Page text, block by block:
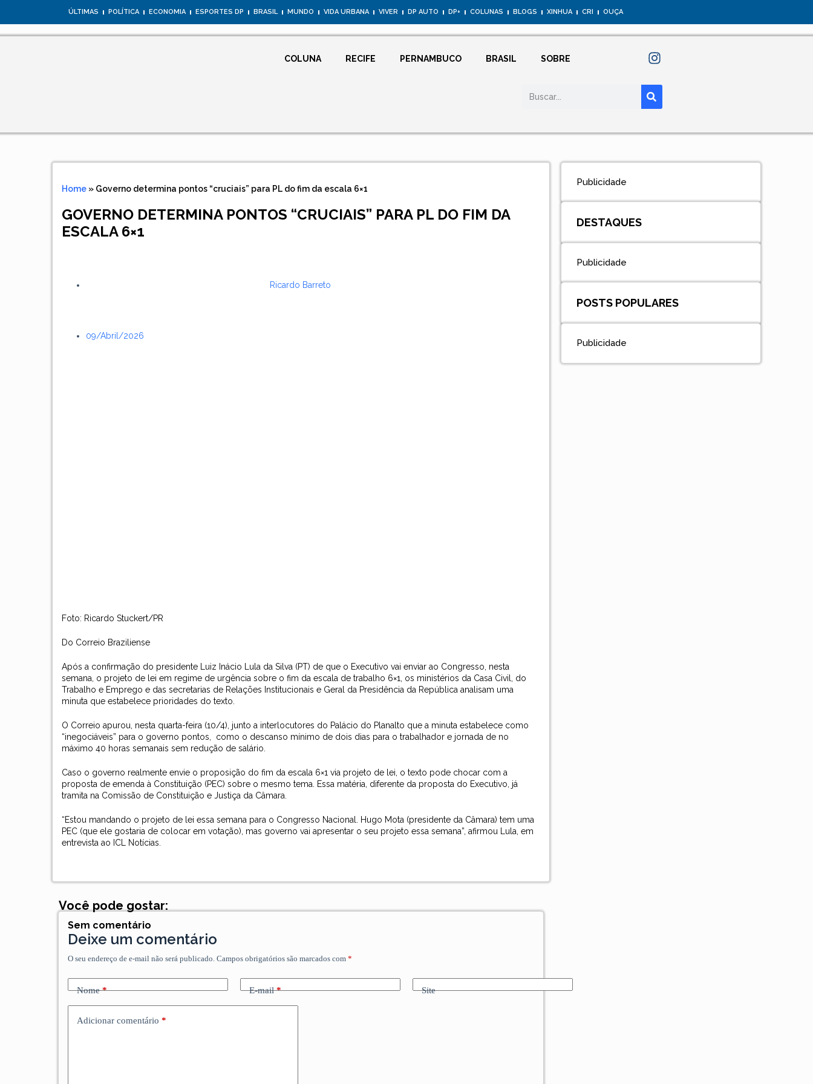
ÚLTIMAS POLÍTICA ECONOMIA ESPORTES DP BRASIL MUNDO VIDA URBANA VIVER DP AUTO DP+ COLUNAS BLOGS XINHUA CRI OUÇA
COLUNA RECIFE PERNAMBUCO BRASIL SOBRE
Home » Governo determina pontos “cruciais” para PL do fim da escala 6×1
GOVERNO DETERMINA PONTOS “CRUCIAIS” PARA PL DO FIM DA
ESCALA 6×1
Ricardo Barreto
09/abril/2026
Foto: Ricardo Stuckert/PR
Do Correio Braziliense
Após a confirmação do presidente Luiz Inácio Lula da Silva (PT) de que o Executivo vai enviar ao Congresso, nesta
semana, o projeto de lei em regime de urgência sobre o fim da escala de trabalho 6×1, os ministérios da Casa Civil, do
Trabalho e Emprego e das secretarias de Relações Institucionais e Geral da Presidência da República analisam uma
minuta que estabelece prioridades do texto.
O Correioapurou, nesta quarta-feira (10/4), junto a interlocutores do Palácio do Planalto que a minuta estabelece como
“inegociáveis” para o governo pontos, como o descanso mínimo de dois dias para o trabalhador e jornada de no
máximo 40 horas semanais sem redução de salário.
Caso o governo realmente envie o proposição do fim da escala 6×1 via projeto de lei, o texto pode chocar com a
proposta de emenda à Constituição (PEC) sobre o mesmo tema. Essa matéria, diferente da proposta do Executivo, já
tramita na Comissão de Constituição e Justiça da Câmara.
“Estou mandando o projeto de lei essa semana para o Congresso Nacional. Hugo Mota (presidente da Câmara) tem uma
PEC (que ele gostaria de colocar em votação), mas governo vai apresentar o seu projeto essa semana”, afirmou Lula, em
entrevista ao ICL Notícias
Você pode gostar:
Sem comentário
Deixe um comentário
O seu endereço de e-mail não será publicado. Campos obrigatórios são marcados com*
Nome* E-mail* Site
Adicionar comentário *
Publicidade
DESTAQUES
Publicidade
POSTS POPULARES
Publicidade